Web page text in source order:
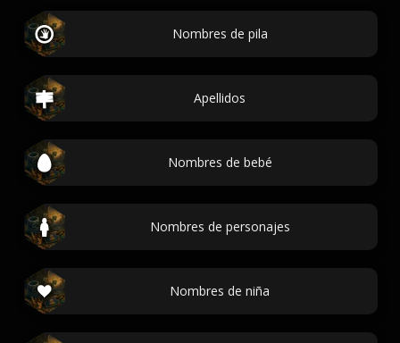
Nombres de pila
Apellidos
Nombres de bebé
Nombres de personajes
Nombres de niña